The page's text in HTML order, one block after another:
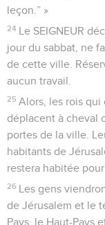
leçon.” »
24 Le SEIGNEUR
jour du sabbat, ne
de cette ville.
aucun travail.
25 Alors, les rois
déplacent à cheval
portes de la ville.
habitants de
restera habitée
26 Les gens
de Jérusalem et le
Pays, le Haut-Pays